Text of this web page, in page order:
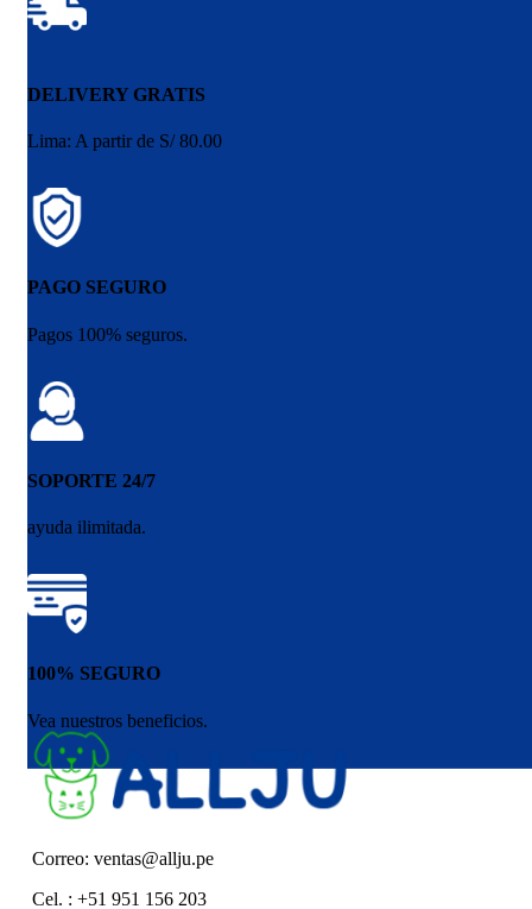
DELIVERY GRATIS
Lima: A partir de S/ 80.00
PAGO SEGURO
Pagos 100% seguros.
SOPORTE 24/7
ayuda ilimitada.
100% SEGURO
Vea nuestros beneficios.
Correo: ventas@allju.pe
Cel. : +51 951 156 203